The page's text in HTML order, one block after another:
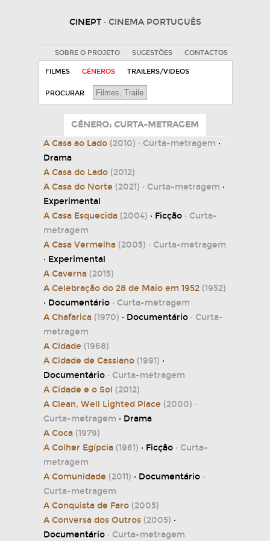
CINEPT · CINEMA PORTUGUÊS
SOBRE O PROJETO SUGESTÕES CONTACTOS
FILMES GÉNEROS TRAILERS/VIDEOS
PROCURAR
GÉNERO: CURTA-METRAGEM
A Casa ao Lado (2010) · Curta-metragem ·
Drama
A Casa do Lado (2012)
A Casa do Norte (2021) · Curta-metragem ·
Experimental
A Casa Esquecida (2004) · Ficção · Curta-
metragem
A Casa Vermelha (2005) · Curta-metragem
· Experimental
A Caverna (2015)
A Celebração do 28 de Maio em 1952 (1952)
· Documentário · Curta-metragem
A Chafarica (1970) · Documentário · Curta-
metragem
A Cidade (1968)
A Cidade de Cassiano (1991) ·
Documentário · Curta-metragem
A Cidade e o Sol (2012)
A Clean, Well Lighted Place (2000) ·
Curta-metragem · Drama
A Coca (1979)
A Colher Egípcia (1961) · Ficção · Curta-
metragem
A Comunidade (2011) · Documentário ·
Curta-metragem
A Conquista de Faro (2005)
A Conversa dos Outros (2005) ·
Documentário · Curta-metragem